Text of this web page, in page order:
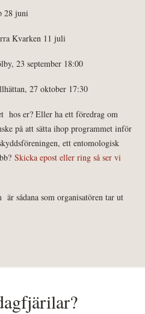
28 juni
Kvarken 11 juli
23 september 18:00
27 oktober 17:30
hos er? Eller ha ett föredrag om
på att sätta ihop programmet inför
ett entomologisk
Skicka epost eller ring så ser vi
är sådana som organisatören tar ut